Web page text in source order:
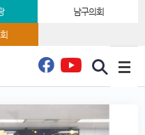
남구의회